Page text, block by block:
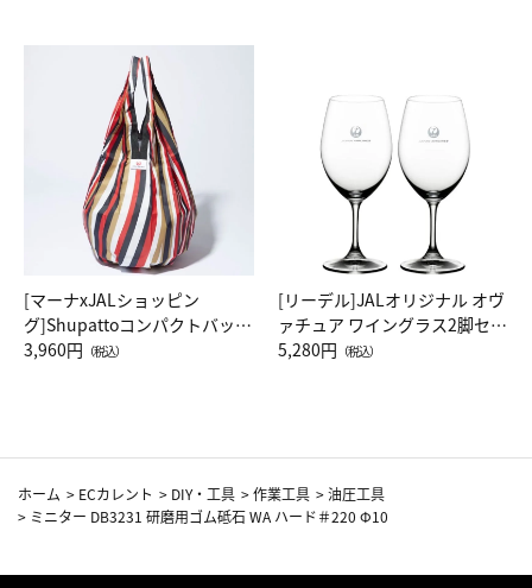
[マーナxJALショッピン
グ]Shupattoコンパクトバッグ
Drop JAL客室乗務員（LC）ス
3,960円 （税込）
[リーデル]JALオリジナル オヴ
ァチュア ワイングラス2脚セッ
ト（レッドワイン）
5,280円 （税込）
ホーム > ECカレント > DIY・工具 >作業工具 >油圧工具
> ミニター DB3231 研磨用ゴム砥石 WA ハード＃220 Φ10